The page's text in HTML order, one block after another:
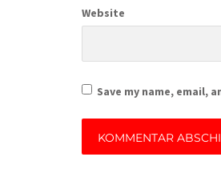
Website
Save my name, email,